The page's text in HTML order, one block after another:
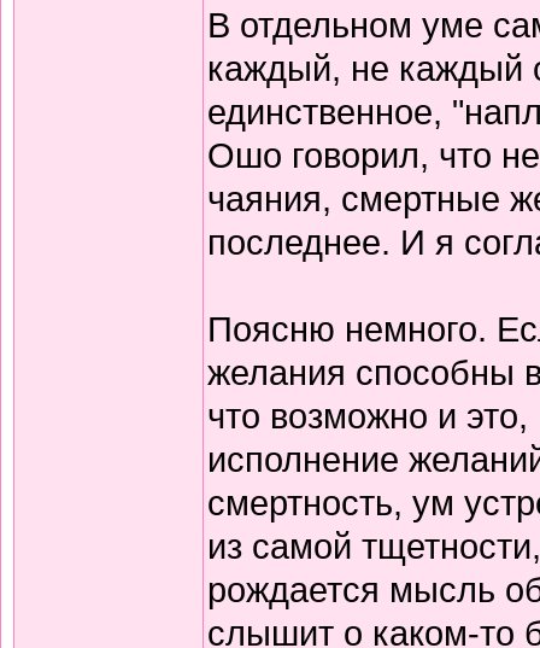
В отдельном уме
каждый, не каждый
единственное,
Ошо говорил, что
чаяния, смертные
последнее. И я
Поясню немного.
желания способны
что возможно и
исполнение
смертность, ум
из самой
рождается мысль
слышит о каком-то